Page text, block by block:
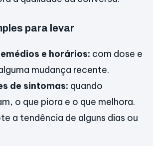
para levar
e horários: com dose e
mudança recente.
de sintomas: quando
o que piora e o que melhora.
a tendência de alguns dias ou